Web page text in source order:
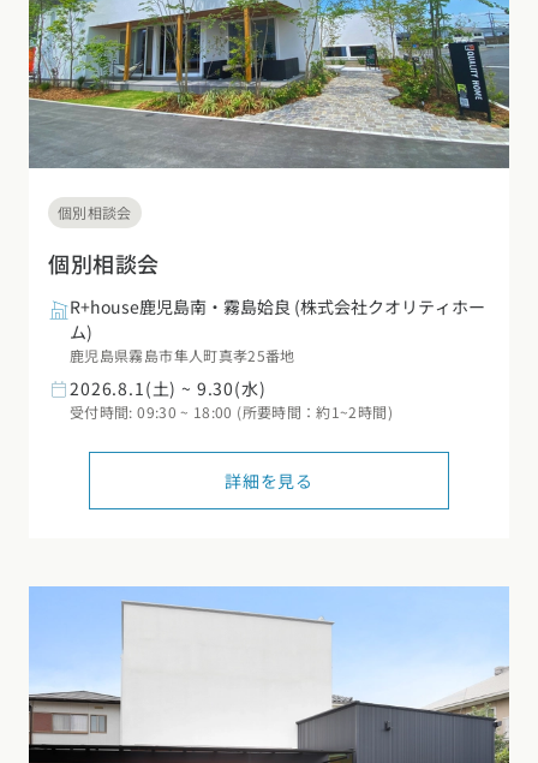
選べる仕様
コストパフォーマンス
アフターサポート
甲信越・北陸エリア
新潟県富山県石川県福井県山梨県長野県
東海エリア
愛知県岐阜県
関西エリア
大阪府兵庫県京都府滋賀県奈良県和歌山県
中国エリア
広島県岡山県鳥取県島根県山口県
九州・沖縄エリア
2階建て
狭小住宅
二世帯住宅
フォトギャラリー
オーナー様の声
設計した建築家の想い
R+houseの間取り
動画で学ぶ注文住宅
家づくりのお勉強
デザイン
ルームツアー
家づくりコラム
家づくりコラム一覧
注文住宅の基礎知識
設備・性能
お金と住まい
周辺環境
間取りのヒント
ニュースレター
デザインコンテスト
エリア別注文住宅
北海道・東北エリア
関東エリア
東京都 神奈川県埼玉県千葉県茨城県栃木県群馬県
甲信越・北陸エリア
新潟県富山県石川県福井県山梨県長野県
愛知県岐阜県静岡県三重県
兵庫県京都府滋賀県奈良県和歌山県
広島県 山口県
個別相談会
個別相談会
R+house鹿児島南・霧島姶良 (株式会社クオリティホー
ム)
鹿児島県霧島市隼人町真孝25番地
2026.8.1(土) ~ 9.30(水)
受付時間: 09:30 ~ 18:00 (所要時間：約1~2時間)
詳細を見る